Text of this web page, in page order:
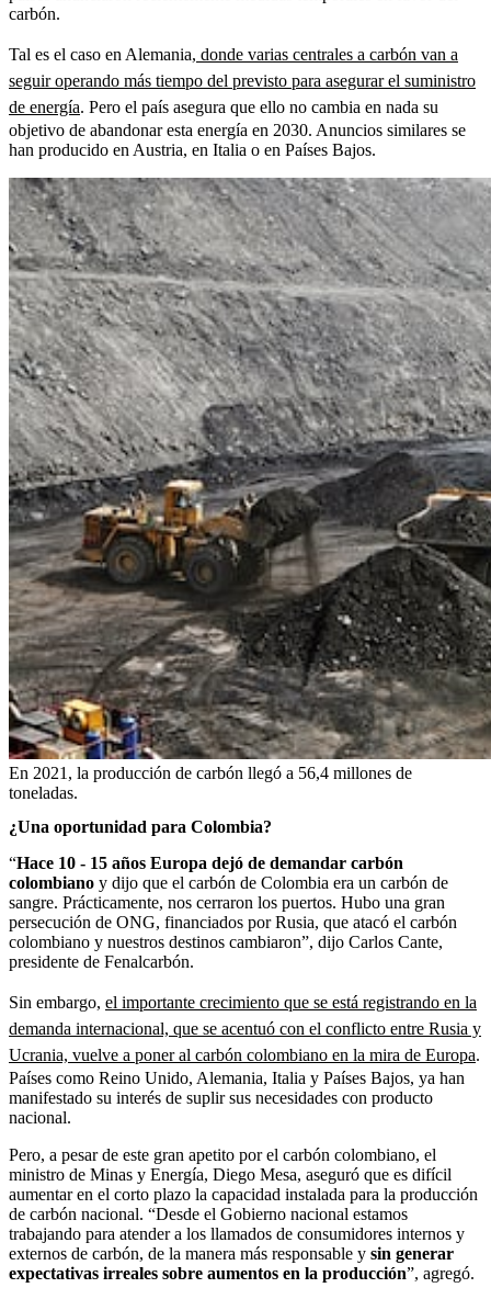
carbón.
Tal es el caso en Alemania, donde varias centrales a carbón van a
seguir operando más tiempo del previsto para asegurar el suministro
de energía. Pero el país asegura que ello no cambia en nada su
objetivo de abandonar esta energía en 2030. Anuncios similares se
han producido en Austria, en Italia o en Países Bajos.
En 2021, la producción de carbón llegó a 56,4 millones de
toneladas.
¿Una oportunidad para Colombia?
“Hace 10 - 15 años Europa dejó de demandar carbón
colombiano y dijo que el carbón de Colombia era un carbón de
sangre. Prácticamente, nos cerraron los puertos. Hubo una gran
persecución de ONG, financiados por Rusia, que atacó el carbón
colombiano y nuestros destinos cambiaron”, dijo Carlos Cante,
presidente de Fenalcarbón.
Sin embargo, el importante crecimiento que se está registrando en la
demanda internacional, que se acentuó con el conflicto entre Rusia y
Ucrania, vuelve a poner al carbón colombiano en la mira de Europa.
Países como Reino Unido, Alemania, Italia y Países Bajos, ya han
manifestado su interés de suplir sus necesidades con producto
nacional.
Pero, a pesar de este gran apetito por el carbón colombiano, el
ministro de Minas y Energía, Diego Mesa, aseguró que es difícil
aumentar en el corto plazo la capacidad instalada para la producción
de carbón nacional. “Desde el Gobierno nacional estamos
trabajando para atender a los llamados de consumidores internos y
externos de carbón, de la manera más responsable y sin generar
expectativas irreales sobre aumentos en la producción”, agregó.